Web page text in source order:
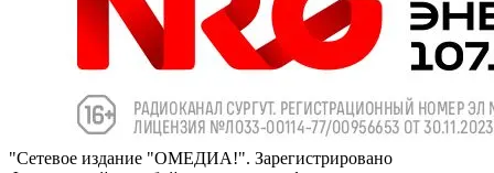
"Сетевое издание "ОМЕДИА!". Зарегистрировано